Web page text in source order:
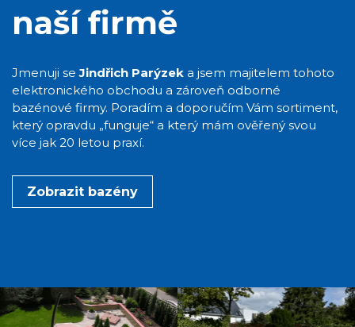
naší firmě
Jmenuji seJindřich Parýzek a jsem majitelem tohoto
elektronického obchodu a zároveň odborné
bazénové firmy. Poradím a doporučím Vám sortiment,
který opravdu „funguje“ a který mám ověřený svou
více jak 20 letou praxí.
Zobrazit bazény